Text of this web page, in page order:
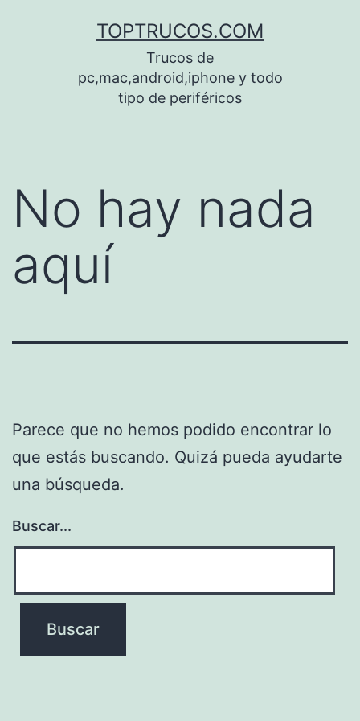
TOPTRUCOS.COM
Trucos de
pc,mac,android,iphone y todo
tipo de periféricos
No hay nada
aquí
Parece que no hemos podido encontrar lo
que estás buscando. Quizá pueda ayudarte
una búsqueda.
Buscar...